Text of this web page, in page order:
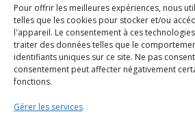
Pour offrir les meilleures expériences, nous
telles que les cookies pour stocker et/ou
l'appareil. Le consentement à ces
traiter des données telles que le
identifiants uniques sur ce site. Ne pas
consentement peut affecter négativement
fonctions.
Gérer les services
Mail:secretariat-
Adresse :785 Strada d’Afà –
© 2023 Mairie d’Afa – Réalisation